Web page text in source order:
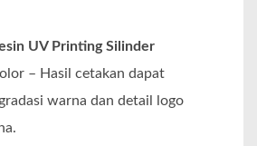
UV Printing Silinder
– Hasil cetakan dapat
warna dan detail logo